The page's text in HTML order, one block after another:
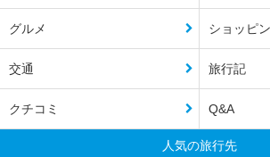
グルメ ショッピ
交通 旅行記
クチコミ Q&A
人気の旅行先